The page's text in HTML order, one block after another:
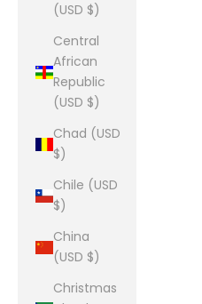
(USD $)
Central
African
Republic
(USD $)
Chad (USD
$)
Chile (USD
$)
China
(USD $)
Christmas